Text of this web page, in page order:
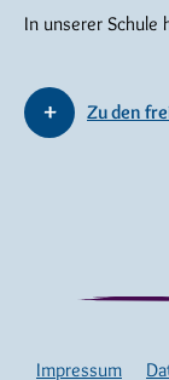
In unserer Schule
Zu den
Impressum